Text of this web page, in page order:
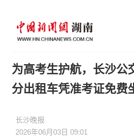
为高考生护航，长沙公
分出租车凭准考证免费
长沙晚报
2026年06月03日 09:01